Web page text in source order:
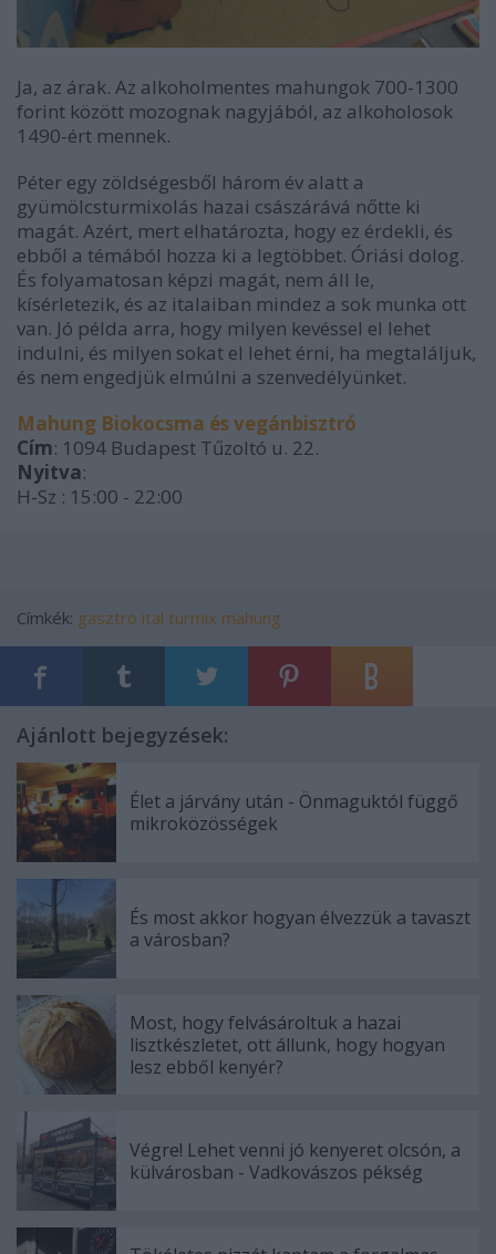
Ja, az árak. Az alkoholmentes mahungok 700-1300
forint között mozognak nagyjából, az alkoholosok
1490-ért mennek.
Péter egy zöldségesből három év alatt a
gyümölcsturmixolás hazai császárává nőtte ki
magát. Azért, mert elhatározta, hogy ez érdekli, és
ebből a témából hozza ki a legtöbbet. Óriási dolog.
És folyamatosan képzi magát, nem áll le,
kísérletezik, és az italaiban mindez a sok munka ott
van. Jó példa arra, hogy milyen kevéssel el lehet
indulni, és milyen sokat el lehet érni, ha megtaláljuk,
és nem engedjük elmúlni a szenvedélyünket.
Mahung Biokocsma és vegánbisztró
Cím: 1094 Budapest Tűzoltó u. 22.
Nyitva:
H-Sz : 15:00 - 22:00
Címkék: gasztro ital turmix mahung
Ajánlott bejegyzések:
Élet a járvány után - Önmaguktól függő
mikroközösségek
És most akkor hogyan élvezzük a tavaszt
a városban?
Most, hogy felvásároltuk a hazai
lisztkészletet, ott állunk, hogy hogyan
lesz ebből kenyér?
Végre! Lehet venni jó kenyeret olcsón, a
külvárosban - Vadkovászos pékség